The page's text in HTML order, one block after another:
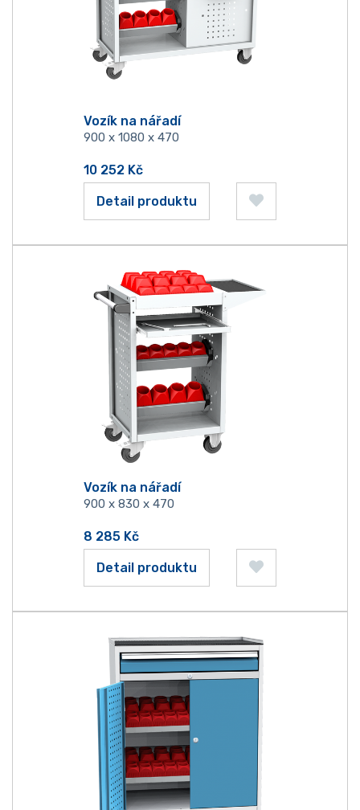
Vozík na nářadí
900 x 1080 x 470
10 252 Kč
Detail produktu
Vozík na nářadí
900 x 830 x 470
8 285 Kč
Detail produktu